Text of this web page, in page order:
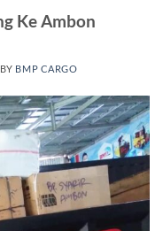
Ke Ambon
BY BMP CARGO